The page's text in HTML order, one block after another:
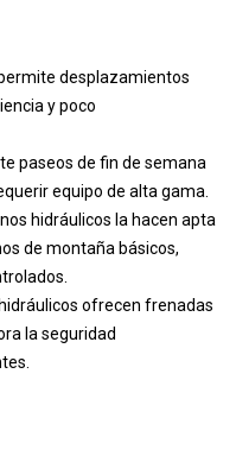
desplazamientos
y poco
paseos de fin de semana
equipo de alta gama.
hidráulicos la hacen apta
de montaña básicos,
ofrecen frenadas
la seguridad